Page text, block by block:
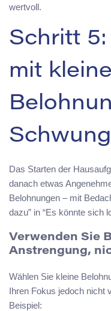
wertvoll.
Schritt
mit
Das Starten der
danach etwas
Belohnungen – mit
dazu” in “Es könnte sich
Verwenden Sie
Anstrengung,
Wählen Sie kleine
Ihren Fokus jedoch nicht
Beispiel: